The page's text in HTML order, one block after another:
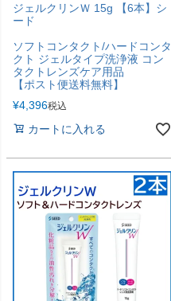
ジェルクリンＷ 15g 【6本】シ
ード
ソフトコンタクト/ハードコンタ
クト ジェルタイプ洗浄液 コン
タクトレンズケア用品
【ポスト便送料無料】
¥4,396税込
カートに入れる